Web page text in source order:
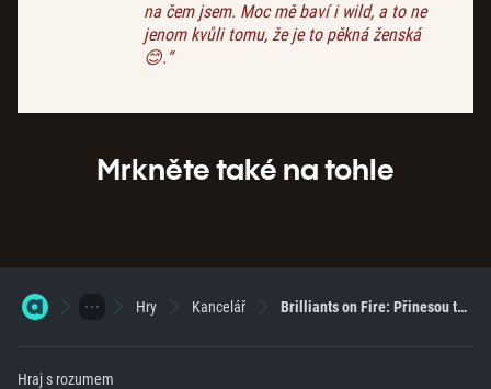
na čem jsem. Moc mě baví i wild, a to ne
jenom kvůli tomu, že je to pěkná ženská
😊.“
Mrkněte také na tohle
Hry Kancelář Brilliants on Fire: Přinesou ti na automatu brilianty štěstí?
Hraj s rozumem